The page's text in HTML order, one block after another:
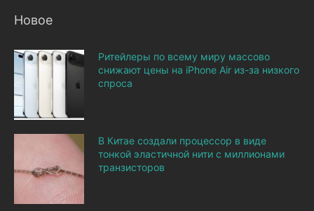
Новое
Ритейлеры по всему миру массово
снижают цены на iPhone Air из-за низкого
спроса
В Китае создали процессор в виде
тонкой эластичной нити с миллионами
транзисторов